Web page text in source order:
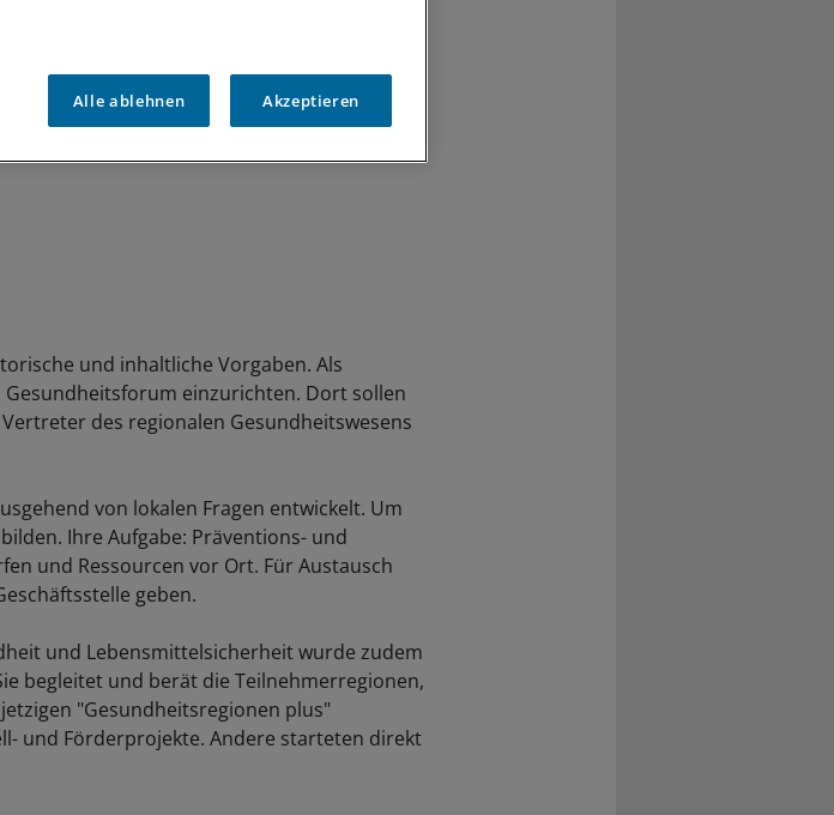
und inhaltliche Vorgaben. Als
einzurichten. Dort sollen
des regionalen Gesundheitswesens
von lokalen Fragen entwickelt. Um
Ihre Aufgabe: Präventions- und
und Ressourcen vor Ort. Für Austausch
geben.
und Lebensmittelsicherheit wurde zudem
begleitet und berät die Teilnehmerregionen,
"Gesundheitsregionen plus"
und Förderprojekte. Andere starteten direkt
Alle ablehnen Akzeptieren